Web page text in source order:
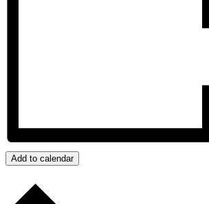
Add to calendar